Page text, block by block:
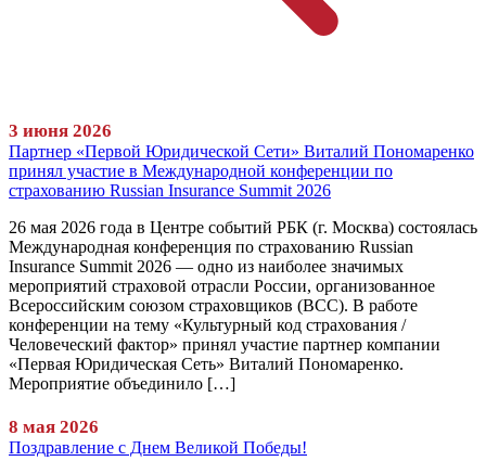
3 июня 2026
Партнер «Первой Юридической Сети» Виталий Пономаренко
принял участие в Международной конференции по
страхованию Russian Insurance Summit 2026
26 мая 2026 года в Центре событий РБК (г. Москва) состоялась
Международная конференция по страхованию Russian
Insurance Summit 2026 — одно из наиболее значимых
мероприятий страховой отрасли России, организованное
Всероссийским союзом страховщиков (ВСС). В работе
конференции на тему «Культурный код страхования /
Человеческий фактор» принял участие партнер компании
«Первая Юридическая Сеть» Виталий Пономаренко.
Мероприятие объединило […]
8 мая 2026
Поздравление с Днем Великой Победы!